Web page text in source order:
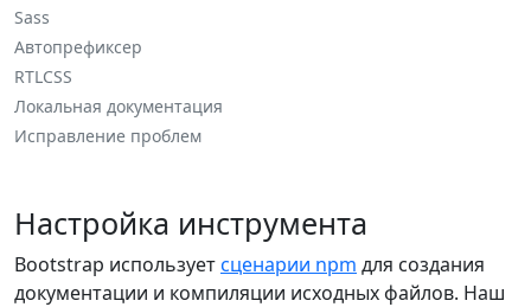
Sass
Автопрефиксер
RTLCSS
Локальная документация
Исправление проблем
Настройка инструмента
Bootstrap используетсценарии npm для создания
документации и компиляции исходных файлов. Наш